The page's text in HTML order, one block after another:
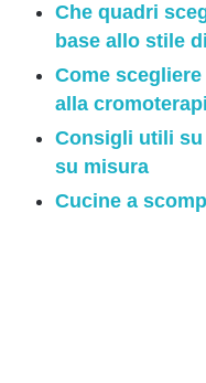
Che quadri
base allo stile
Come
alla
Consigli utili su
su misura
Cucine a